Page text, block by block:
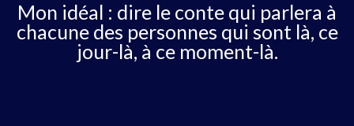
Mon idéal : dire le conte qui parlera à
chacune des personnes qui sont là, ce
jour-là, à ce moment-là.